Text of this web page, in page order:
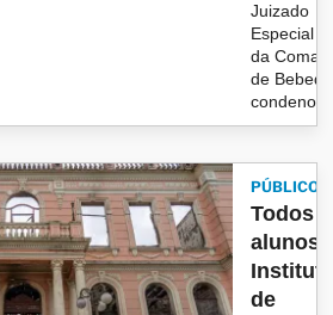
Juizado
Especial
da
de
PÚBLICO
Todos
alunos
de